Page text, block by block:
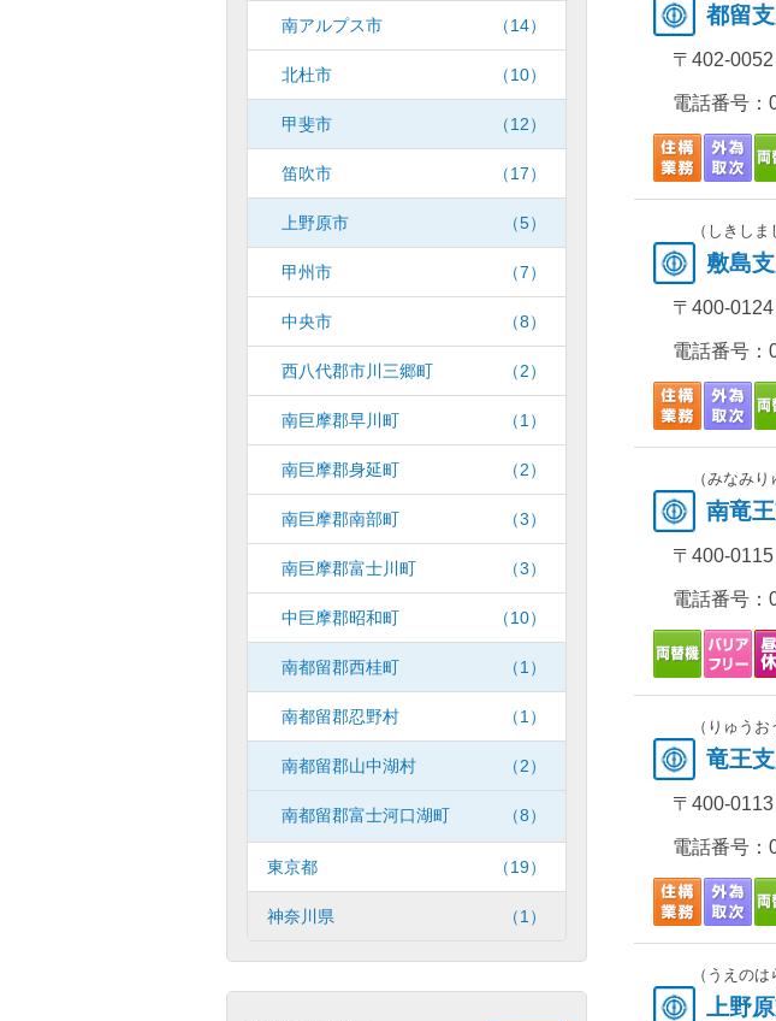
南アルプス市 （14）
北杜市 （10）
甲斐市 （12）
笛吹市 （17）
上野原市 （5）
甲州市 （7）
中央市 （8）
西八代郡市川三郷町 （2）
南巨摩郡早川町 （1）
南巨摩郡身延町 （2）
南巨摩郡南部町 （3）
南巨摩郡富士川町 （3）
中巨摩郡昭和町 （10）
南都留郡西桂町 （1）
南都留郡忍野村 （1）
南都留郡山中湖村 （2）
南都留郡富士河口湖町 （8）
東京都 （19）
神奈川県 （1）
都留
〒402-
電話番号：
（しきしま
敷島
〒400-
電話番号：
（みなみ
南竜
〒400-
電話番号：
（りゅうお
竜王
〒400-
電話番号：
（うえのは
上野